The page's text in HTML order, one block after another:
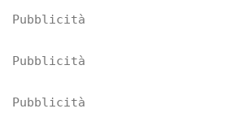
Pubblicità
Pubblicità
Pubblicità